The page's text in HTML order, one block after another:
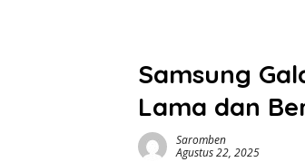
Samsung
Lama dan
Saromben
Agustus 22, 2025